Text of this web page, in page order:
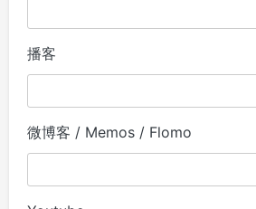
播客
微博客 / Memos / Flomo